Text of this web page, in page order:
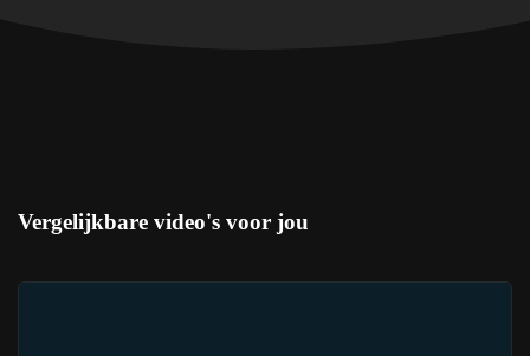
Vergelijkbare video's voor jou